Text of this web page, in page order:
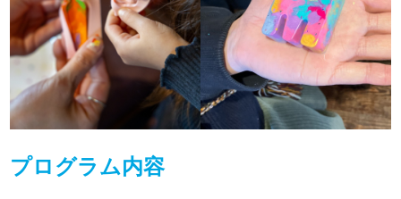
プログラム内容